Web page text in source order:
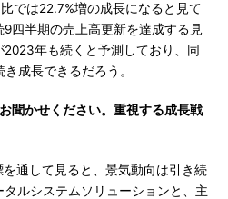
では22.7%増の成長になると見て
9四半期の売上高更新を達成する見
年も続くと予測しており、同
成長できるだろう。
かせください。重視する成長戦
通して見ると、景気動向は引き続
ルシステムソリューションと、主